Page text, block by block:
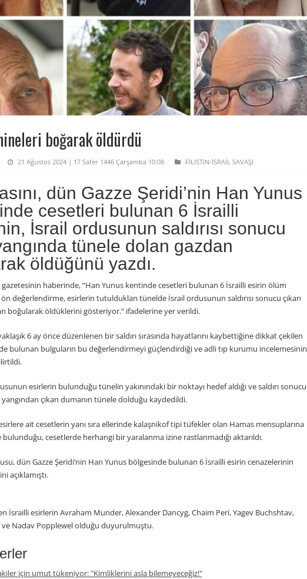
boğarak öldürdü
21 Ağustos 2024 | 17 Safer 1446 Çarşamba 10:08 FİLİSTİN-İSRAİL SAVAŞI
dün Gazze Şeridi’nin Han Yunus
cesetleri bulunan 6 İsrailli
İsrail ordusunun saldırısı sonucu
tünele dolan gazdan
öldüğünü yazdı.
haberinde, “Han Yunus kentinde cesetleri bulunan 6 İsrailli esirin ölüm
değerlendirme, esirlerin tutuldukları tünelde İsrail ordusunun saldırısı sonucu çıkan
boğularak öldüklerini gösteriyor.” ifadelerine yer verildi.
6 ay önce düzenlenen bir saldırı sırasında hayatlarını kaybettiğine dikkat çekilen
bulunan bulguların bu değerlendirmeyi güçlendirdiği ve adli tıp kurumu incelemesinin
esirlerin bulunduğu tünelin yakınındaki bir noktayı hedef aldığı ve saldırı sonucu
çıkan dumanın tünele dolduğu kaydedildi.
ait cesetlerin yanı sıra ellerinde kalaşnikof tipi tüfekler olan Hamas mensuplarına
cesetlerde herhangi bir yaralanma izine rastlanmadığı aktarıldı.
dün Gazze Şeridi’nin Han Yunus bölgesinde bulunan 6 İsrailli esirin cenazelerinin
açıklamıştı.
İsrailli esirlerin Avraham Munder, Alexander Dancyg, Chaim Peri, Yagev Buchshtav,
Nadav Popplewel olduğu duyurulmuştu.
için umut tükeniyor: "Kimliklerini asla bilemeyeceğiz!"